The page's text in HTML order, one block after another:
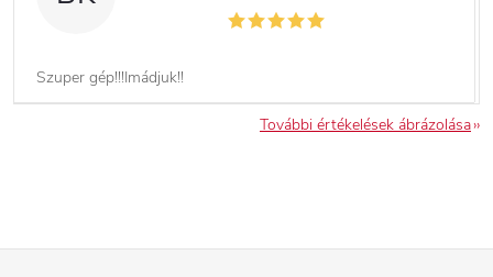
Szuper gép!!!Imádjuk!!
További értékelések ábrázolása